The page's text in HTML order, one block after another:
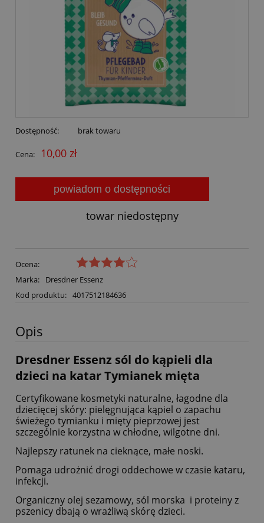
Dostępność: brak towaru
Cena: 10,00 zł
powiadom o dostępności
towar niedostępny
Ocena:
Marka:
Dresdner Essenz
Kod produktu: 4017512184636
Opis
Dresdner Essenz sól do kąpieli dla
dzieci na katar Tymianek mięta
Certyfikowane kosmetyki naturalne, łagodne dla
dziecięcej skóry: pielęgnująca kąpiel o zapachu
świeżego tymianku i mięty pieprzowej jest
szczególnie korzystna w chłodne, wilgotne dni.
Najlepszy ratunek na cieknące, małe noski.
Pomaga udrożnić drogi oddechowe w czasie kataru,
infekcji.
Organiczny olej sezamowy, sól morska i proteiny z
pszenicy dbają o wrażliwą skórę dzieci.